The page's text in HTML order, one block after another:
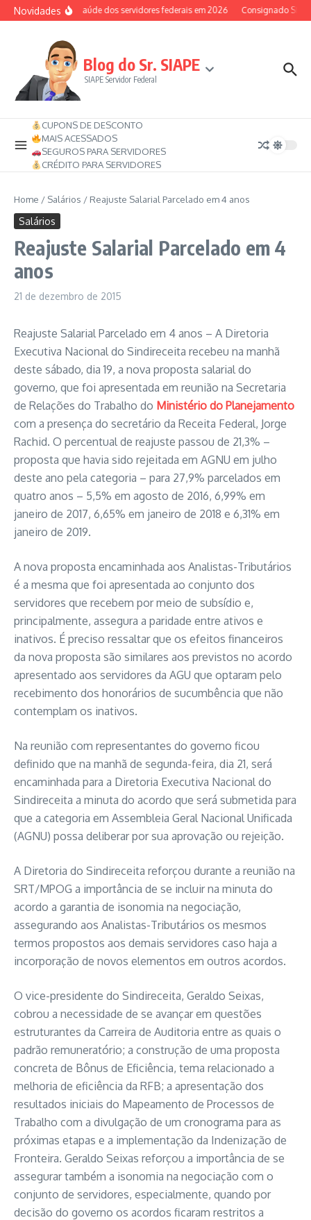
Ir para o conteúdo
NovidadesAuxílio-saúde dos servidores federais em 2026 Consignado
Blog do Sr. SIAPE
SIAPE Servidor Federal
CUPONS DE DESCONTO
MAIS ACESSADOS
SEGUROS PARA SERVIDORES
CRÉDITO PARA SERVIDORES
Home / Salários / Reajuste Salarial Parcelado em 4 anos
Salários
Reajuste Salarial Parcelado em 4
anos
21 de dezembro de 2015
Reajuste Salarial Parcelado em 4 anos – A Diretoria
Executiva Nacional do Sindireceita recebeu na manhã
deste sábado, dia 19, a nova proposta salarial do
governo, que foi apresentada em reunião na Secretaria
de Relações do Trabalho do Ministério do Planejamento
com a presença do secretário da Receita Federal, Jorge
Rachid. O percentual de reajuste passou de 21,3% –
proposta que havia sido rejeitada em AGNU em julho
deste ano pela categoria – para 27,9% parcelados em
quatro anos – 5,5% em agosto de 2016, 6,99% em
janeiro de 2017, 6,65% em janeiro de 2018 e 6,31% em
janeiro de 2019.
A nova proposta encaminhada aos Analistas-Tributários
é a mesma que foi apresentada ao conjunto dos
servidores que recebem por meio de subsídio e,
principalmente, assegura a paridade entre ativos e
inativos. É preciso ressaltar que os efeitos financeiros
da nova proposta são similares aos previstos no acordo
apresentado aos servidores da AGU que optaram pelo
recebimento dos honorários de sucumbência que não
contemplam os inativos.
Na reunião com representantes do governo ficou
definido que na manhã de segunda-feira, dia 21, será
encaminhada para a Diretoria Executiva Nacional do
Sindireceita a minuta do acordo que será submetida para
que a categoria em Assembleia Geral Nacional Unificada
(AGNU) possa deliberar por sua aprovação ou rejeição.
A Diretoria do Sindireceita reforçou durante a reunião na
SRT/MPOG a importância de se incluir na minuta do
acordo a garantia de isonomia na negociação,
assegurando aos Analistas-Tributários os mesmos
termos propostos aos demais servidores caso haja a
incorporação de novos elementos em outros acordos.
O vice-presidente do Sindireceita, Geraldo Seixas,
cobrou a necessidade de se avançar em questões
estruturantes da Carreira de Auditoria entre as quais o
padrão remuneratório; a construção de uma proposta
concreta de Bônus de Eficiência, tema relacionado a
melhoria de eficiência da RFB; a apresentação dos
resultados iniciais do Mapeamento de Processos de
Trabalho com a divulgação de um cronograma para as
próximas etapas e a implementação da Indenização de
Fronteira. Geraldo Seixas reforçou a importância de se
assegurar também a isonomia na negociação com o
conjunto de servidores, especialmente, quando por
decisão do governo os acordos ficaram restritos a